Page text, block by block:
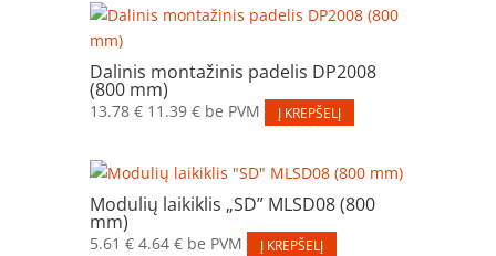
Dalinis montažinis padelis DP2008
(800 mm)
13.78 € 11.39 €be PVM Į KREPŠELĮ
Modulių laikiklis „SD” MLSD08 (800
mm)
5.61 € 4.64 €be PVM Į KREPŠELĮ